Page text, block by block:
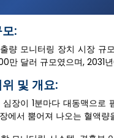
:
모니터링 장치 시장 규
만 달러 규모였으며, 2031
및 개요:
장이 1분마다 대동맥으
에서 뿜어져 나오는 혈액